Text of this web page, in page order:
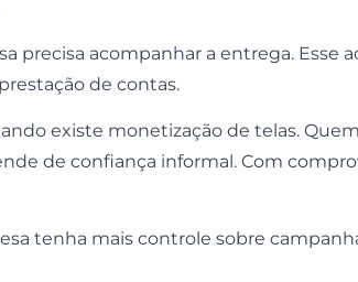
precisa acompanhar a entrega.
de contas.
existe monetização de telas.
de confiança informal. Com
tenha mais controle sobre